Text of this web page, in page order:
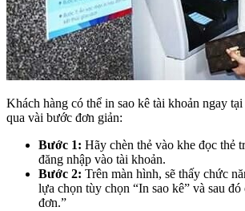
Khách hàng có thể in sao kê tài khoản ngay
qua vài bước đơn giản:
Bước 1: Hãy chèn thẻ vào khe đọc thẻ
đăng nhập vào tài khoản.
Bước 2: Trên màn hình, sẽ thấy chức
lựa chọn tùy chọn “In sao kê” và sau đó
đơn.”